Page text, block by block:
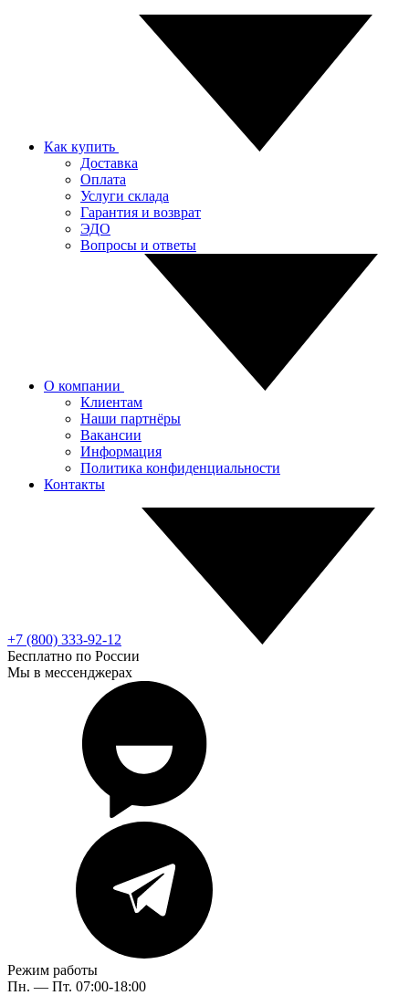
Как купить
Доставка
Оплата
Услуги склада
Гарантия и возврат
ЭДО
Вопросы и ответы
О компании
Клиентам
Наши партнёры
Вакансии
Информация
Политика конфиденциальности
Контакты
+7 (800) 333-92-12
Бесплатно по России
Мы в мессенджерах
Режим работы
Пн. — Пт. 07:00-18:00